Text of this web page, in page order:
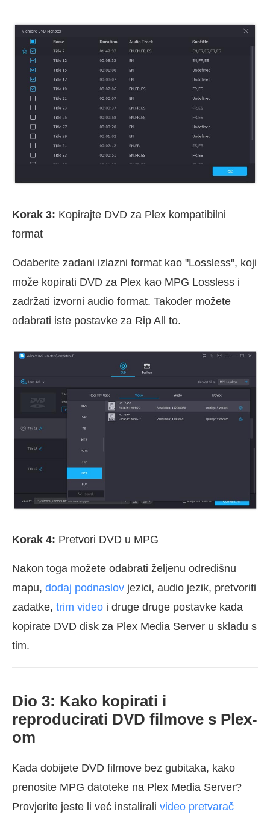
Korak 3: Kopirajte DVD za Plex kompatibilni
format
Odaberite zadani izlazni format kao "Lossless", koji
može kopirati DVD za Plex kao MPG Lossless i
zadržati izvorni audio format. Također možete
odabrati iste postavke za Rip All to.
Korak 4: Pretvori DVD u MPG
Nakon toga možete odabrati željenu odredišnu
mapu, dodaj podnaslov jezici, audio jezik, pretvoriti
zadatke, trim video i druge druge postavke kada
kopirate DVD disk za Plex Media Server u skladu s
tim.
Dio 3: Kako kopirati i
reproducirati DVD filmove s Plex-
om
Kada dobijete DVD filmove bez gubitaka, kako
prenosite MPG datoteke na Plex Media Server?
Provjerite jeste li već instalirali video pretvarač